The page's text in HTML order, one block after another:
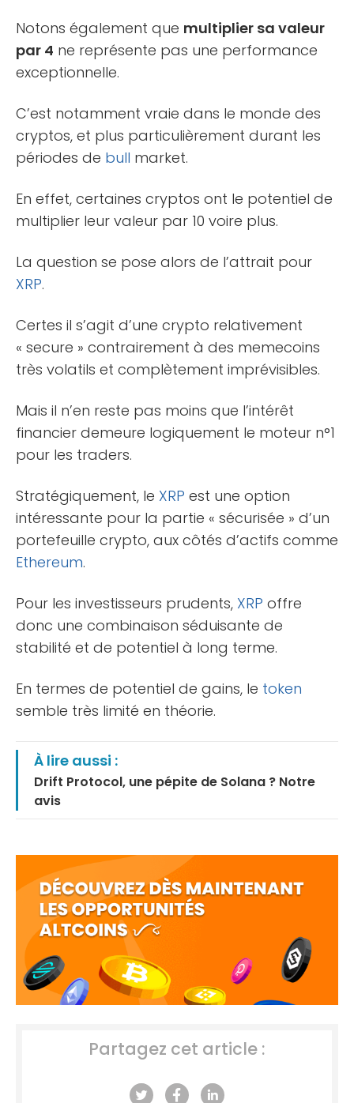
Notons également que multiplier sa valeur
par 4 ne représente pas une performance
exceptionnelle.
C’est notamment vraie dans le monde des
cryptos, et plus particulièrement durant les
périodes de bull market.
En effet, certaines cryptos ont le potentiel de
multiplier leur valeur par 10 voire plus.
La question se pose alors de l’attrait pour
XRP.
Certes il s’agit d’une crypto relativement
« secure » contrairement à des memecoins
très volatils et complètement imprévisibles.
Mais il n’en reste pas moins que l’intérêt
financier demeure logiquement le moteur n°1
pour les traders.
Stratégiquement, le XRP est une option
intéressante pour la partie « sécurisée » d’un
portefeuille crypto, aux côtés d’actifs comme
Ethereum.
Pour les investisseurs prudents, XRP offre
donc une combinaison séduisante de
stabilité et de potentiel à long terme.
En termes de potentiel de gains, le token
semble très limité en théorie.
À lire aussi :
Drift Protocol, une pépite de Solana ? Notre
avis
Partagez cet article :